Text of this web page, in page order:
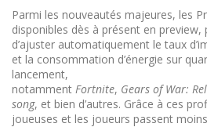
Parmi les nouveautés majeures, les
disponibles dès à présent en
d’ajuster automatiquement le taux
et la consommation d’énergie sur
lancement,
notamment Fortnite, Gears of War:
song, et bien d’autres. Grâce à ces
joueuses et les joueurs passent